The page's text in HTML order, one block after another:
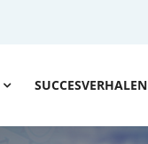
SUCCESVERHALEN